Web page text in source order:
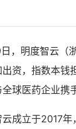
，明度智云（
出资，指数本钱
球医药企业携
云成立于2017